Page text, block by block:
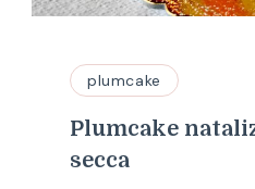
plumcake
Plumcake
secca